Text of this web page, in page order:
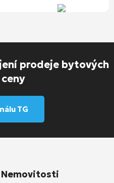
prodeje bytových
TG
Nemovitosti